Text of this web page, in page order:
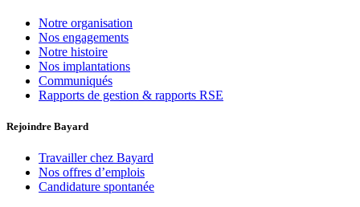
Notre organisation
Nos engagements
Notre histoire
Nos implantations
Communiqués
Rapports de gestion & rapports RSE
Rejoindre Bayard
Travailler chez Bayard
Nos offres d’emplois
Candidature spontanée